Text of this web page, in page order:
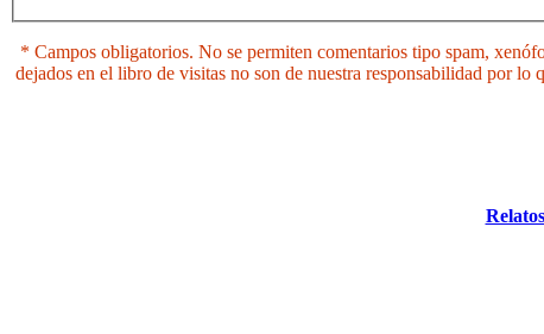
* Campos obligatorios. No se permiten comentarios tipo spam,
dejados en el libro de visitas no son de nuestra responsabilidad por lo
Relatos